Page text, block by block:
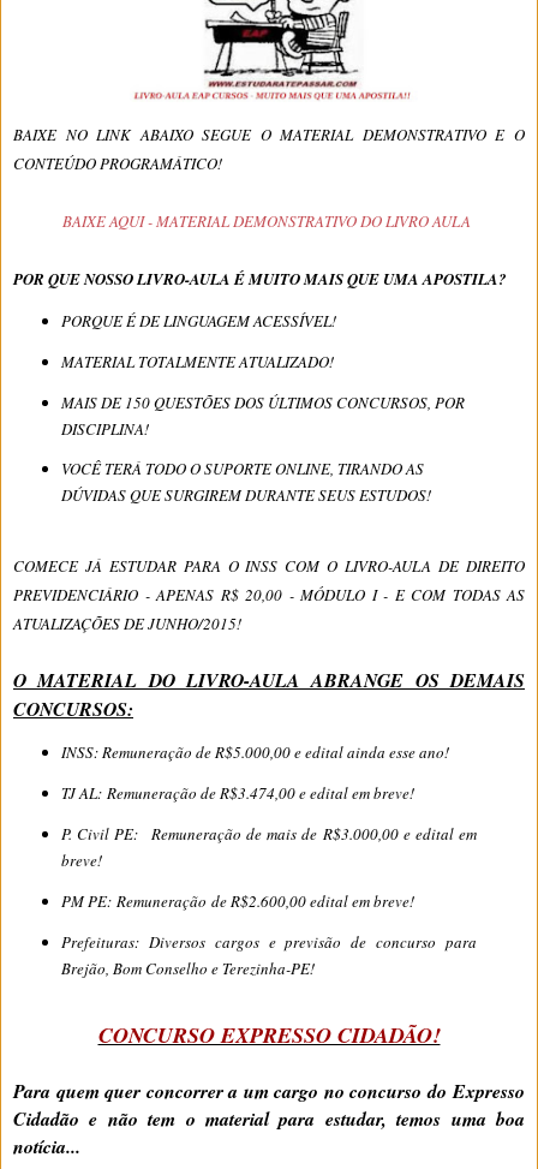
BAIXE NO LINK ABAIXO SEGUE O MATERIAL DEMONSTRATIVO E O
CONTEÚDO PROGRAMÁTICO!
BAIXE AQUI - MATERIAL DEMONSTRATIVO DO LIVRO AULA
POR QUE NOSSO LIVRO-AULA É MUITO MAIS QUE UMA APOSTILA?
PORQUE É DE LINGUAGEM ACESSÍVEL!
MATERIAL TOTALMENTE ATUALIZADO!
MAIS DE 150 QUESTÕES DOS ÚLTIMOS CONCURSOS, POR
DISCIPLINA!
VOCÊ TERÁ TODO O SUPORTE ONLINE, TIRANDO AS
DÚVIDAS QUE SURGIREM DURANTE SEUS ESTUDOS!
COMECE JÁ ESTUDAR PARA O INSS COM O LIVRO-AULA DE DIREITO
PREVIDENCIÁRIO - APENAS R$ 20,00 - MÓDULO I - E COM TODAS AS
ATUALIZAÇÕES DE JUNHO/2015!
O MATERIAL DO LIVRO-AULA ABRANGE OS DEMAIS
CONCURSOS:
INSS: Remuneração de R$5.000,00 e edital ainda esse ano!
TJ AL: Remuneração de R$3.474,00 e edital em breve!
P. Civil PE: Remuneração de mais de R$3.000,00 e edital em
breve!
PM PE: Remuneração de R$2.600,00 edital em breve!
Prefeituras: Diversos cargos e previsão de concurso para
Brejão, Bom Conselho e Terezinha-PE!
CONCURSO EXPRESSO CIDADÃO!
Para quem quer concorrer a um cargo no concurso doExpresso
Cidadão e não tem o material para estudar, temos uma boa
notícia...